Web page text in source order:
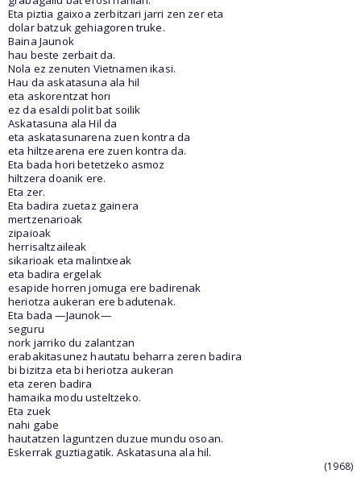
Eta piztia gaixoa zerbitzari jarri zen zer eta
dolar batzuk gehiagoren truke.
Baina Jaunok
hau beste zerbait da.
Nola ez zenuten Vietnamen ikasi.
Hau da askatasuna ala hil
eta askorentzat hori
ez da esaldi polit bat soilik
Askatasuna ala Hil da
eta askatasunarena zuen kontra da
eta hiltzearena ere zuen kontra da.
Eta bada hori betetzeko asmoz
hiltzera doanik ere.
Eta zer.
Eta badira zuetaz gainera
mertzenarioak
zipaioak
herrisaltzaileak
sikarioak eta malintxeak
eta badira ergelak
esapide horren jomuga ere badirenak
heriotza aukeran ere badutenak.
Eta bada —Jaunok—
seguru
nork jarriko du zalantzan
erabakitasunez hautatu beharra zeren badira
bi bizitza eta bi heriotza aukeran
eta zeren badira
hamaika modu usteltzeko.
Eta zuek
nahi gabe
hautatzen laguntzen duzue mundu osoan.
Eskerrak guztiagatik. Askatasuna ala hil.
(1968)